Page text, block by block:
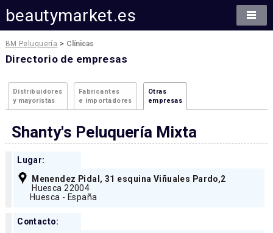
beautymarket.es
BM Peluquería > Clínicas
Directorio de empresas
Distribuidores
y mayoristas
Fabricantes
e importadores
Otras
empresas
Shanty's Peluquería Mixta
Lugar:
Menendez Pidal, 31 esquina Viñuales Pardo,2
Huesca 22004
Huesca - España
Contacto: